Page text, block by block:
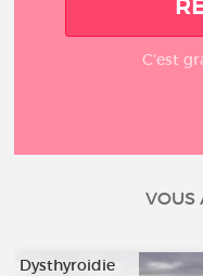
C'est
VOUS
Dysthyroidie